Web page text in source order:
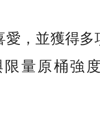
，並獲得多
量原桶強